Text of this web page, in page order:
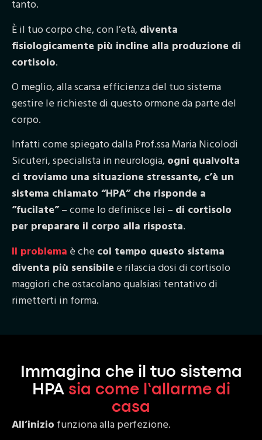
tanto.
È il tuo corpo che, con l’età,diventa
fisiologicamente più incline alla produzione di
cortisolo.
O meglio, alla scarsa efficienza del tuo sistema
gestire le richieste di questo ormone da parte del
corpo.
Infatti come spiegato dalla Prof.ssa Maria Nicolodi
Sicuteri, specialista in neurologia,ogni qualvolta
ci troviamo una situazione stressante, c’è un
sistema chiamato “HPA” che risponde a
“fucilate”– come lo definisce lei – di cortisolo
per preparare il corpo alla risposta.
Il problema è che col tempo questo sistema
diventa più sensibile e rilascia dosi di cortisolo
maggiori che ostacolano qualsiasi tentativo di
rimetterti in forma.
Immagina che il tuo sistema
HPA sia come l’allarme di
casa
All’inizio funziona alla perfezione.